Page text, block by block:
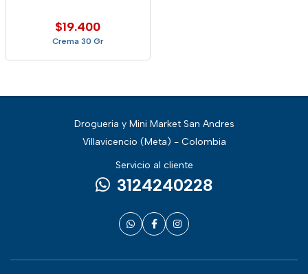
$19.400
Crema 30 Gr
Drogueria y Mini Market San Andres
Villavicencio (Meta) - Colombia
Servicio al cliente
3124240228